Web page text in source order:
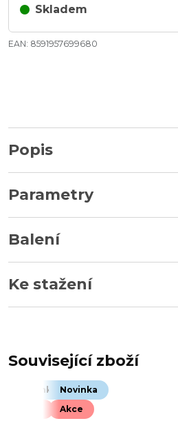
Skladem
EAN: 8591957699680
Popis
Parametry
Balení
Ke stažení
Související zboží
Novinka
Novinka
Akce